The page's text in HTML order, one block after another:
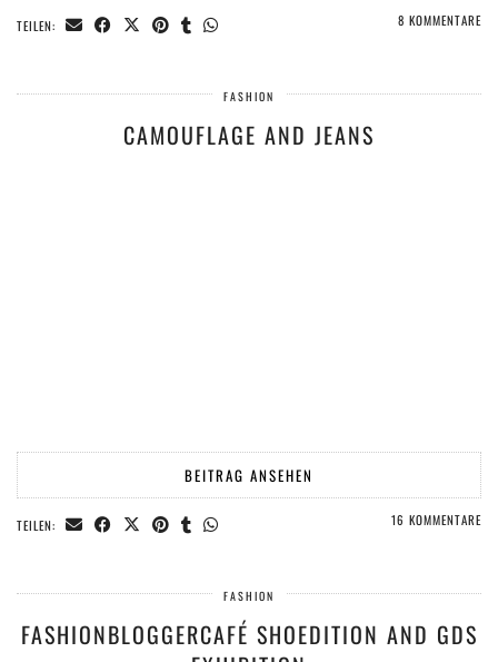
TEILEN: 8 KOMMENTARE
FASHION
CAMOUFLAGE AND JEANS
BEITRAG ANSEHEN
TEILEN: 16 KOMMENTARE
FASHION
FASHIONBLOGGERCAFÉ SHOEDITION AND GDS